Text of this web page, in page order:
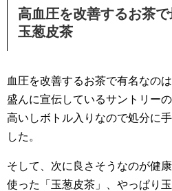
高血圧を改善するお茶
玉葱皮茶
血圧を改善するお茶で有名なの
盛んに宣伝しているサントリー
高いしボトル入りなので処分に
した。
そして、次に良さそうなのが健
使った「玉葱皮茶」、やっぱり